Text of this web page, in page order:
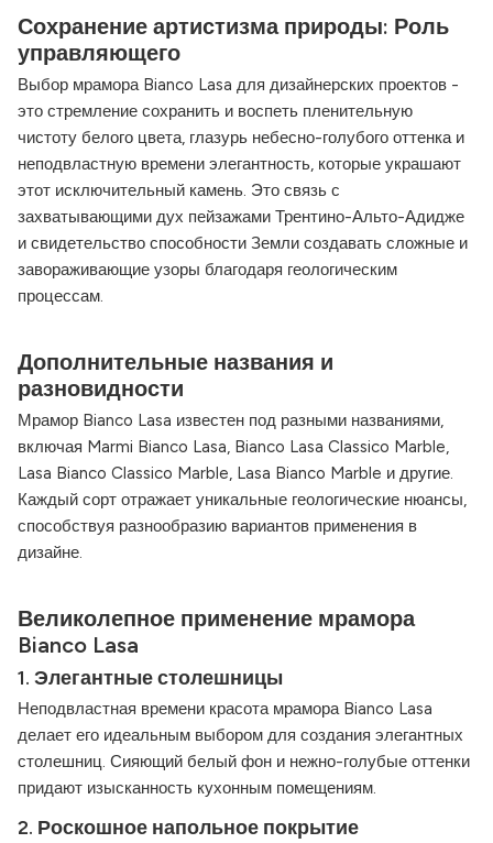
Сохранение артистизма природы: Роль
управляющего
Выбор мрамора Bianco Lasa для дизайнерских проектов -
это стремление сохранить и воспеть пленительную
чистоту белого цвета, глазурь небесно-голубого оттенка и
неподвластную времени элегантность, которые украшают
этот исключительный камень. Это связь с
захватывающими дух пейзажами Трентино-Альто-Адидже
и свидетельство способности Земли создавать сложные и
завораживающие узоры благодаря геологическим
процессам.
Дополнительные названия и
разновидности
Мрамор Bianco Lasa известен под разными названиями,
включая Marmi Bianco Lasa, Bianco Lasa Classico Marble,
Lasa Bianco Classico Marble, Lasa Bianco Marble и другие.
Каждый сорт отражает уникальные геологические нюансы,
способствуя разнообразию вариантов применения в
дизайне.
Великолепное применение мрамора
Bianco Lasa
1. Элегантные столешницы
Неподвластная времени красота мрамора Bianco Lasa
делает его идеальным выбором для создания элегантных
столешниц. Сияющий белый фон и нежно-голубые оттенки
придают изысканность кухонным помещениям.
2. Роскошное напольное покрытие